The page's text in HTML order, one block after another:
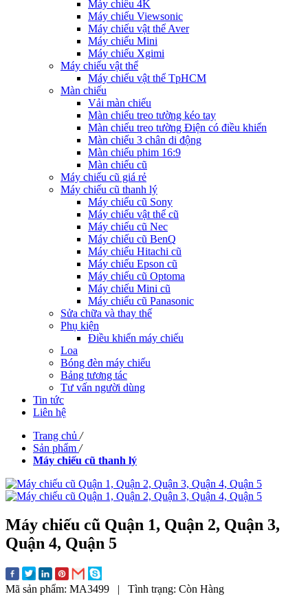
Máy chiếu 4K
Máy chiếu Viewsonic
Máy chiếu vật thể Aver
Máy chiếu Mini
Máy chiếu Xgimi
Máy chiếu vật thể
Máy chiếu vật thể TpHCM
Màn chiếu
Vải màn chiếu
Màn chiếu treo tường kéo tay
Màn chiếu treo tường Điện có điều khiển
Màn chiếu 3 chân di động
Màn chiếu phim 16:9
Màn chiếu cũ
Máy chiếu cũ giá rẻ
Máy chiếu cũ thanh lý
Máy chiếu cũ Sony
Máy chiếu vật thể cũ
Máy chiếu cũ Nec
Máy chiếu cũ BenQ
Máy chiếu Hitachi cũ
Máy chiếu Epson cũ
Máy chiếu cũ Optoma
Máy chiếu Mini cũ
Máy chiếu cũ Panasonic
Sửa chữa và thay thế
Phụ kiện
Điều khiển máy chiếu
Loa
Bóng đèn máy chiếu
Bảng tương tác
Tư vấn người dùng
Tin tức
Liên hệ
Trang chủ /
Sản phẩm /
Máy chiếu cũ thanh lý
Máy chiếu cũ Quận 1, Quận 2, Quận 3,
Quận 4, Quận 5
Mã sản phẩm: MA3499 | Tình trạng: Còn Hàng